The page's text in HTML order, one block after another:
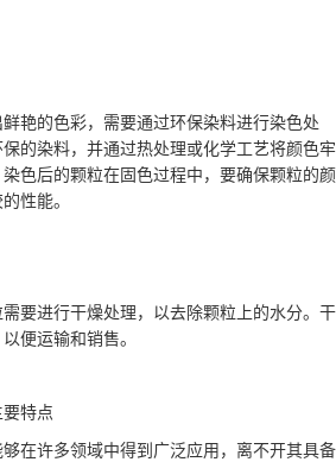
艳的色彩，需要通过环保染料进行染色处
的染料，并通过热处理或化学工艺将颜色牢
色后的颗粒在固色过程中，要确保颗粒的颜
性能。
要进行干燥处理，以去除颗粒上的水分。干
便运输和销售。
特点
在许多领域中得到广泛应用，离不开其具备